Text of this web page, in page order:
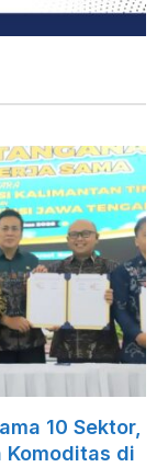
10 Sektor,
Komoditas di